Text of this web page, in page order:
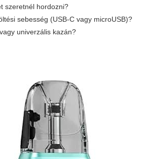
szeretnél hordozni?
sebesség (USB-C vagy microUSB)?
univerzális kazán?